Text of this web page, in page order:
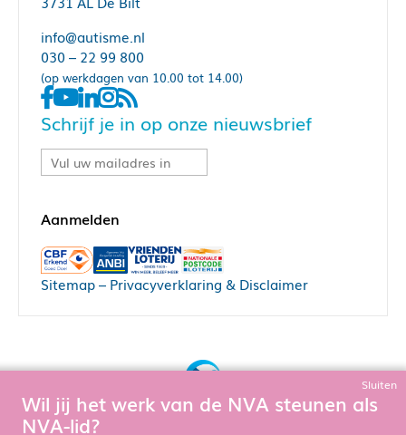
info@autisme.nl
030 – 22 99 800
(op werkdagen van 10.00 tot 14.00)
Schrijf je in op onze nieuwsbrief
Sitemap– Privacyverklaring & Disclaimer
Sluiten
Wil jij het werk van de NVA steunen als
NVA-lid?